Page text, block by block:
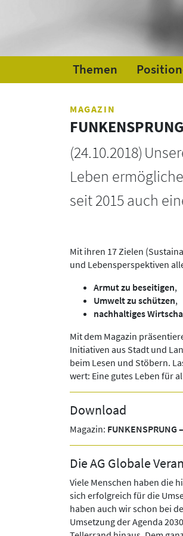
Themen
MAGAZIN
(24.10.2018)
Leben
seit 2015 auch
Mit ihren 17 Zielen
und Lebensperspektiven
Armut zu beseitigen,
Umwelt zu schützen,
nachhaltiges
Mit dem Magazin
Initiativen aus Stadt und
beim Lesen und Stöbern.
wert: Eine gutes Leben für
Download
Magazin: FUNKENSPRUNG
Die AG Globale
Viele Menschen haben die
sich erfolgreich für die
haben auch wir schon bei
Umsetzung der Agenda